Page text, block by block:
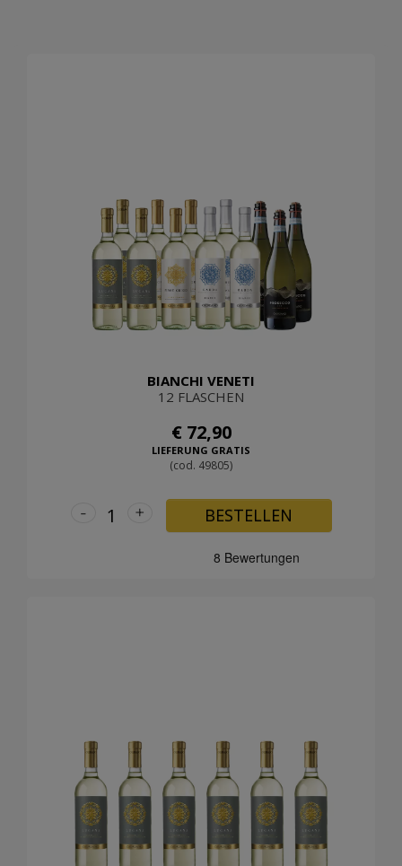
BIANCHI VENETI
12 FLASCHEN
€ 72,90
LIEFERUNG GRATIS
(cod. 49805)
+
- BESTELLEN